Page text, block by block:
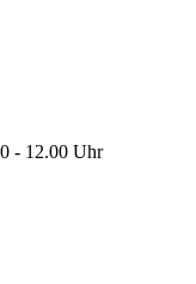
- 12.00 Uhr